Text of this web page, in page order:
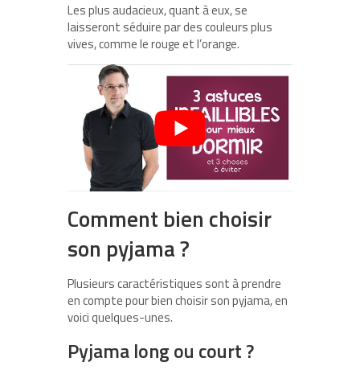
Les plus audacieux, quant à eux, se
laisseront séduire par des couleurs plus
vives, comme le rouge et l’orange.
Comment bien choisir
son pyjama ?
Plusieurs caractéristiques sont à prendre
en compte pour bien choisir son pyjama, en
voici quelques-unes.
Pyjama long ou court ?